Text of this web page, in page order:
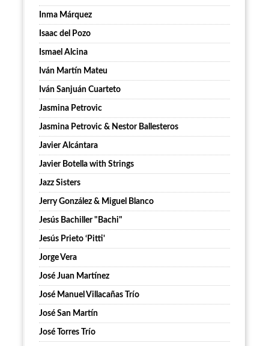
Inma Márquez
Isaac del Pozo
Ismael Alcina
Iván Martín Mateu
Iván Sanjuán Cuarteto
Jasmina Petrovic
Jasmina Petrovic & Nestor Ballesteros
Javier Alcántara
Javier Botella with Strings
Jazz Sisters
Jerry González & Miguel Blanco
Jesús Bachiller "Bachi"
Jesús Prieto ‘Pitti'
Jorge Vera
José Juan Martínez
José Manuel Villacañas Trío
José San Martín
José Torres Trío